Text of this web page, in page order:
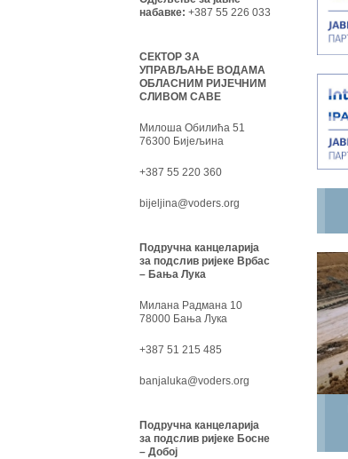
набавке: +387 55 226 033
СЕКТОР ЗА
УПРАВЉАЊЕ ВОДАМА
ОБЛАСНИМ РИЈЕЧНИМ
СЛИВОМ САВЕ
Милоша Обилића 51
76300 Бијељина
+387 55 220 360
bijeljina@voders.org
Подручна канцеларија
за подслив ријеке Врбас
– Бања Лука
Милана Радмана 10
78000 Бања Лука
+387 51 215 485
banjaluka@voders.org
Подручна канцеларија
за подслив ријеке Босне
– Добој